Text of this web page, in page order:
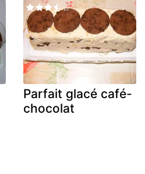
Parfait glacé café-
chocolat